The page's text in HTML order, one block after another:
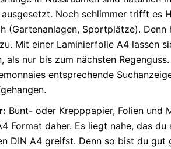
Noch schlimmer trifft es
(Gartenanlagen, Sportplätze).
Mit einer Laminierfolie A4 lassen
als nur bis zum nächsten
entsprechende
Bunt- oder Krepppapier, Folien und
Format daher. Es liegt nahe, das du
DIN A4 greifst. Denn so bist du gut